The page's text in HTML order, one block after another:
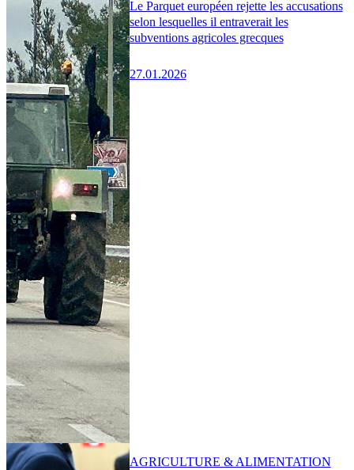
Le Parquet européen rejette les accusations
selon lesquelles il entraverait les
subventions agricoles grecques
27.01.2026
AGRICULTURE & ALIMENTATION